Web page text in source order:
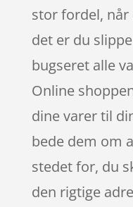
stor fordel,
det er du
bugseret alle
Online
dine varer til
bede dem om
stedet for, du
den rigtige